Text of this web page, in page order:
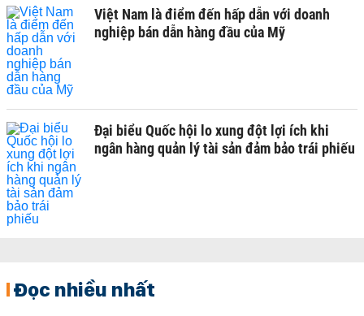
Việt Nam là điểm đến hấp dẫn với doanh
nghiệp bán dẫn hàng đầu của Mỹ
Đại biểu Quốc hội lo xung đột lợi ích khi
ngân hàng quản lý tài sản đảm bảo trái phiếu
Đọc nhiều nhất